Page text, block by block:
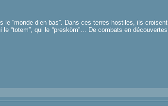
“monde d’en bas”. Dans ces terres hostiles, ils croisent
“totem”, qui le “presköm”… De combats en découvertes